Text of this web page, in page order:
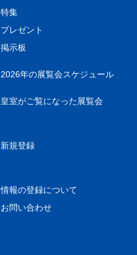
特集
プレゼント
掲示板
2026年の展覧会スケジュール
皇室がご覧になった展覧会
新規登録
情報の登録について
お問い合わせ